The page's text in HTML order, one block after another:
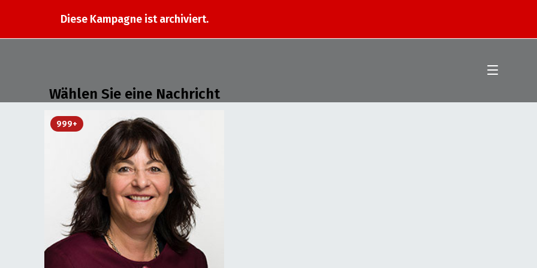
Diese Kampagne ist archiviert.
Wählen Sie eine Nachricht
999+